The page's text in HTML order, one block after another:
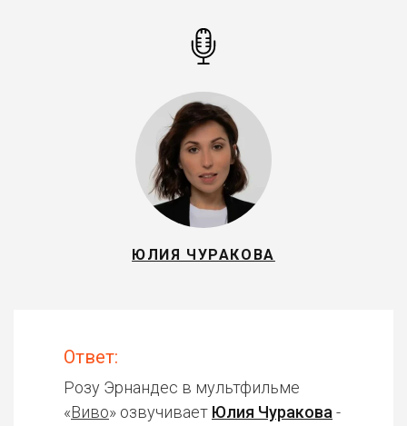
ЮЛИЯ ЧУРАКОВА
Ответ:
Розу Эрнандес в мультфильме
«Виво» озвучивает Юлия Чуракова -